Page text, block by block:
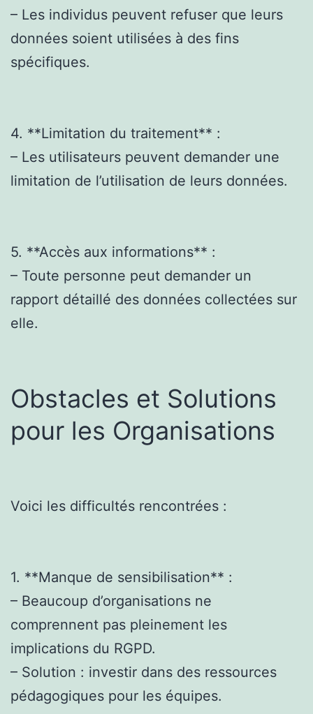
– Les individus peuvent refuser que leurs
données soient utilisées à des fins
spécifiques.
4. **Limitation du traitement** :
– Les utilisateurs peuvent demander une
limitation de l’utilisation de leurs données.
5. **Accès aux informations** :
– Toute personne peut demander un
rapport détaillé des données collectées sur
elle.
Obstacles et Solutions
pour les Organisations
Voici les difficultés rencontrées :
1. **Manque de sensibilisation** :
– Beaucoup d’organisations ne
comprennent pas pleinement les
implications du RGPD.
– Solution : investir dans des ressources
pédagogiques pour les équipes.